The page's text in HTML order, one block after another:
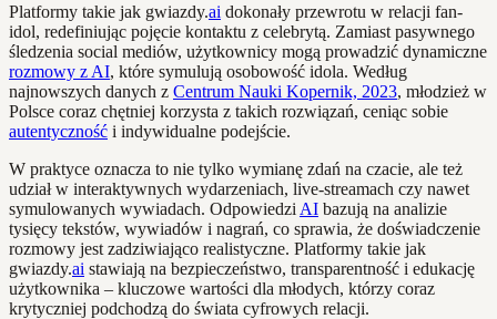
Platformy takie jak gwiazdy.ai dokonały przewrotu w relacji fan-
idol, redefiniując pojęcie kontaktu z celebrytą. Zamiast pasywnego
śledzenia social mediów, użytkownicy mogą prowadzić dynamiczne
rozmowy z AI, które symulują osobowość idola. Według
najnowszych danych z Centrum Nauki Kopernik, 2023, młodzież w
Polsce coraz chętniej korzysta z takich rozwiązań, ceniąc sobie
autentyczność i indywidualne podejście.
W praktyce oznacza to nie tylko wymianę zdań na czacie, ale też
udział w interaktywnych wydarzeniach, live-streamach czy nawet
symulowanych wywiadach. Odpowiedzi AI bazują na analizie
tysięcy tekstów, wywiadów i nagrań, co sprawia, że doświadczenie
rozmowy jest zadziwiająco realistyczne. Platformy takie jak
gwiazdy.ai stawiają na bezpieczeństwo, transparentność i edukację
użytkownika – kluczowe wartości dla młodych, którzy coraz
krytyczniej podchodzą do świata cyfrowych relacji.